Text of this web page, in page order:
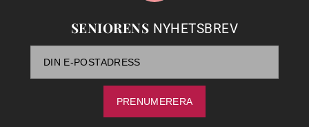
SENIORENS NYHETSBREV